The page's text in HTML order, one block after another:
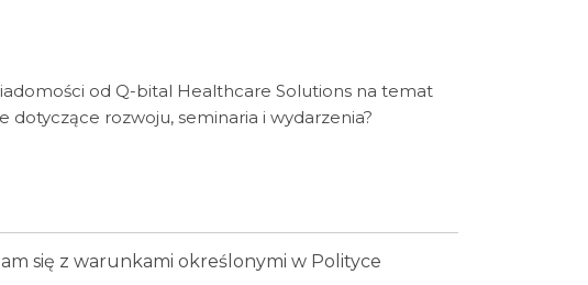
od Q-bital Healthcare Solutions na temat
dotyczące rozwoju, seminaria i wydarzenia?
się z warunkami określonymi w Polityce